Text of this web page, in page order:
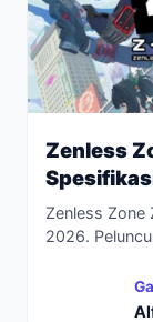
Zenless
Zenless Zone
2026.